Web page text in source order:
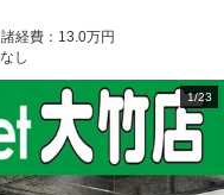
諸経費： 13.0万円
なし
1/23